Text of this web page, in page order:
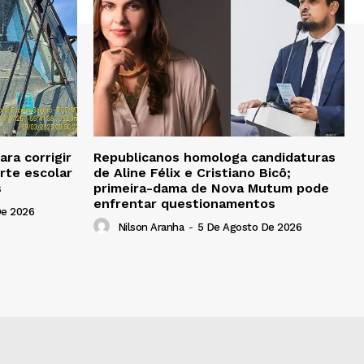
corrigir
escolar
2026
Republicanos homologa candidaturas
de Aline Félix e Cristiano Bicô;
primeira-dama de Nova Mutum pode
enfrentar questionamentos
Nilson Aranha - 5 De Agosto De 2026